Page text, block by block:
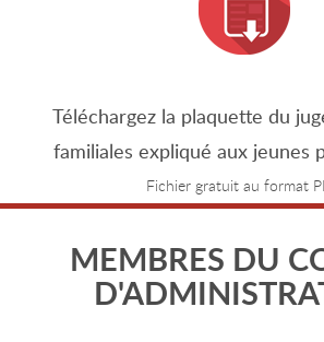
Téléchargez la plaquette du
familiales expliqué aux jeunes
Fichier gratuit au format
MEMBRES DU